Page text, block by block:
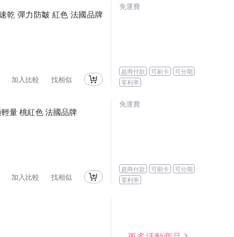
乾 彈力防皺 紅色 法國品牌
加入比較 找相似
免運費
超商付款 可刷卡
可分期
零利率
量 桃紅色 法國品牌
加入比較 找相似
免運費
超商付款 可刷卡
可分期
零利率